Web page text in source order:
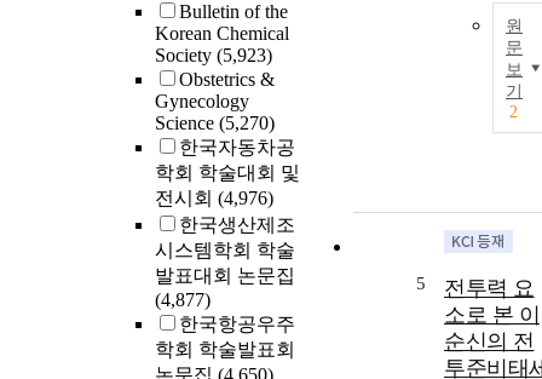
Bulletin of the
Korean Chemical
Society (5,923)
Obstetrics &
Gynecology
Science (5,270)
한국자동차공
학회 학술대회 및
전시회 (4,976)
한국생산제조
시스템학회 학술
발표대회 논문집
(4,877)
한국항공우주
학회 학술발표회
원
문
보
기
2
5
전투력 요
소로 본 이
순신의 전
투준비태